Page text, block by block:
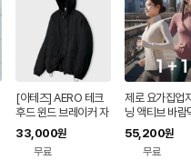
[아테즈] AERO 테크
후드 윈드 브레이커 자
켓
33,000원
무료
제로 요가집업
닝 액티브 바람
퍼 라인 자켓
55,200원
무료